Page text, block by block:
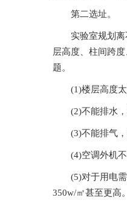
第二选址。
实验室规划离不开
层高度、柱间跨
题。
(1)楼层高度太短
(2)不能排水，楼
(3)不能排气，
(4)空调外机不放置
(5)对于用电需求
350w/㎡甚至更高。